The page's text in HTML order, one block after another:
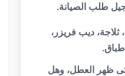
طلب الصيانة.
ثلاجة، ديب فريزر،
ظهر العطل، وهل